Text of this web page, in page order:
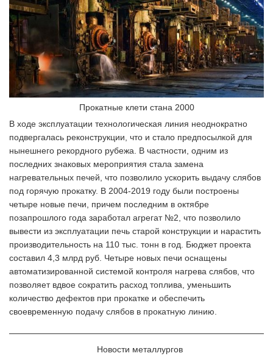
Прокатные клети стана 2000
В ходе эксплуатации технологическая линия неоднократно
подвергалась реконструкции, что и стало предпосылкой для
нынешнего рекордного рубежа. В частности, одним из
последних знаковых мероприятия стала замена
нагревательных печей, что позволило ускорить выдачу слябов
под горячую прокатку. В 2004-2019 году были построены
четыре новые печи, причем последним в октябре
позапрошлого года заработал агрегат №2, что позволило
вывести из эксплуатации печь старой конструкции и нарастить
производительность на 110 тыс. тонн в год. Бюджет проекта
составил 4,3 млрд руб. Четыре новых печи оснащены
автоматизированной системой контроля нагрева слябов, что
позволяет вдвое сократить расход топлива, уменьшить
количество дефектов при прокатке и обеспечить
своевременную подачу слябов в прокатную линию.
Новости металлургов